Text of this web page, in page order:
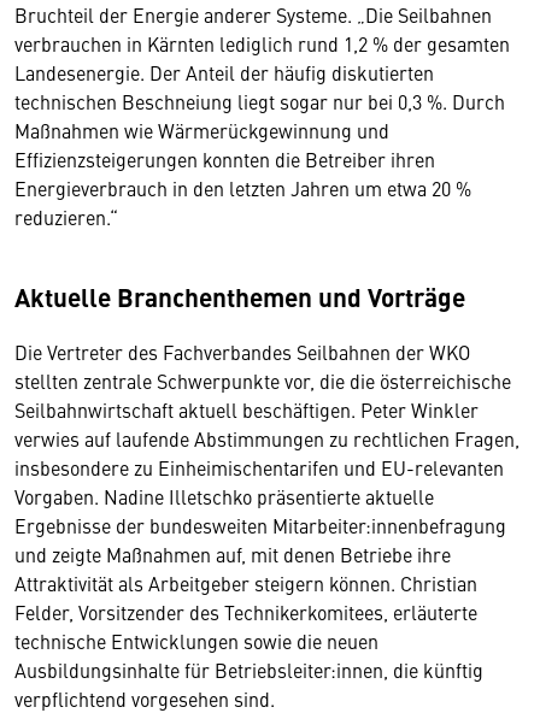
Bruchteil der Energie anderer Systeme. „Die Seilbahnen
verbrauchen in Kärnten lediglich rund 1,2 % der gesamten
Landesenergie. Der Anteil der häufig diskutierten
technischen Beschneiung liegt sogar nur bei 0,3 %. Durch
Maßnahmen wie Wärmerückgewinnung und
Effizienzsteigerungen konnten die Betreiber ihren
Energieverbrauch in den letzten Jahren um etwa 20 %
reduzieren.“
Aktuelle Branchenthemen und Vorträge
Die Vertreter des Fachverbandes Seilbahnen der WKO
stellten zentrale Schwerpunkte vor, die die österreichische
Seilbahnwirtschaft aktuell beschäftigen. Peter Winkler
verwies auf laufende Abstimmungen zu rechtlichen Fragen,
insbesondere zu Einheimischentarifen und EU-relevanten
Vorgaben. Nadine Illetschko präsentierte aktuelle
Ergebnisse der bundesweiten Mitarbeiter:innenbefragung
und zeigte Maßnahmen auf, mit denen Betriebe ihre
Attraktivität als Arbeitgeber steigern können. Christian
Felder, Vorsitzender des Technikerkomitees, erläuterte
technische Entwicklungen sowie die neuen
Ausbildungsinhalte für Betriebsleiter:innen, die künftig
verpflichtend vorgesehen sind.